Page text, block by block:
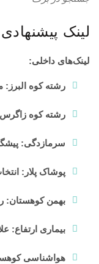
لینک‌ پیشنهادی
لینک‌های داخلی:
رشته کوه البرز:
رشته کوه
سرمازدگی:
پوشاک پلار:
بهمن کوهستان:
بیماری ارتفاع:
هواشناسی